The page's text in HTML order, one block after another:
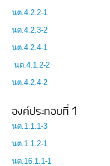
นต.4.2.2-1
นต.4.2.3-2
นต.4.2.4-1
นต.4.1.2-2
นต.4.2.4-2
องค์ประกอบที่ 1
นต.1.1.1-3
นต.1.1.2-1
นต.16.1.1-1